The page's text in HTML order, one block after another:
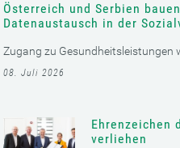
Österreich und Serbien
Datenaustausch in der
Zugang zu Gesundheitsleistungen
08. Juli 2026
Ehrenzeichen
verliehen